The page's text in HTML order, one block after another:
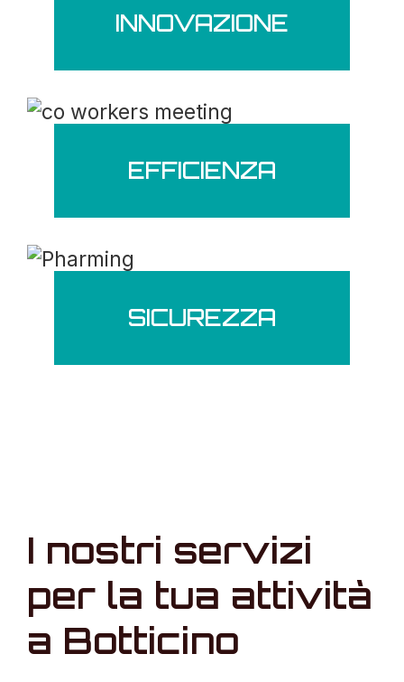
INNOVAZIONE
EFFICIENZA
SICUREZZA
I nostri servizi
per la tua attività
a Botticino